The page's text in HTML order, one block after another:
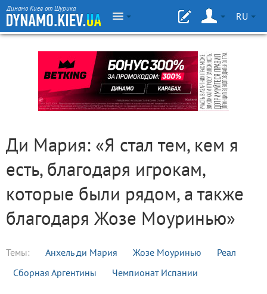
Динамо Киев от Шурика
RU
Ди Мария: «Я стал тем, кем я
есть, благодаря игрокам,
которые были рядом, а также
благодаря Жозе Моуринью»
Темы: Анхель ди Мария Жозе Моуринью
Реал
Сборная Аргентины
Чемпионат Испании